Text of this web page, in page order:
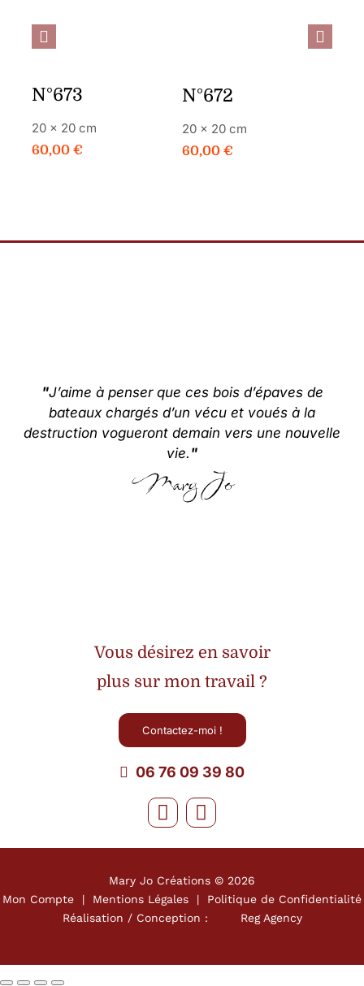
N°673
20 × 20 cm
60,00 €
N°672
20 × 20 cm
60,00 €
"J’aime à penser que ces bois d’épaves de
bateaux chargés d’un vécu et voués à la
destruction vogueront demain vers une nouvelle
vie. "
Mary Jo
Vous désirez en savoir
plus sur mon travail ?
Contactez-moi !
06 76 09 39 80
Mary Jo Créations © 2026
Mon Compte | Mentions Légales | Politique de Confidentialité
Réalisation / Conception :
Reg Agency